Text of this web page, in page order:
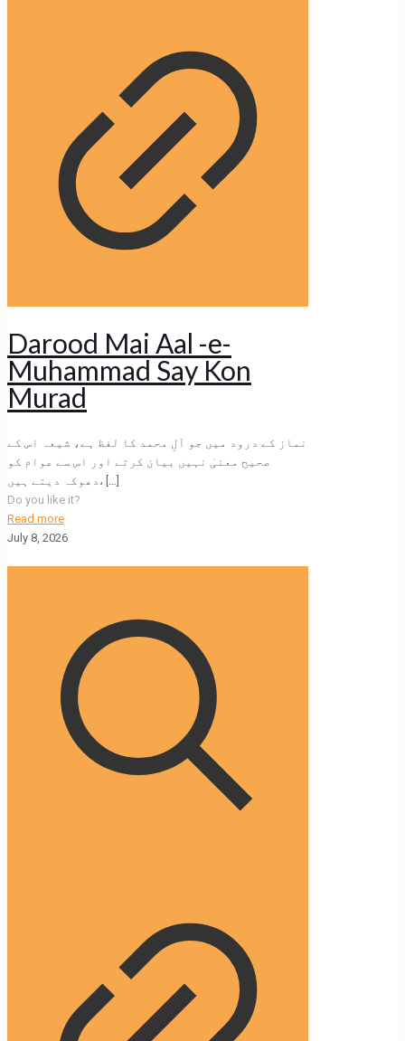
Darood Mai Aal -e-
Muhammad Say Kon
Murad
نماز کے درود میں جو آلِ محمد کا لفظ ہے، شیعہ اس کے
صحیح معنیٰ نہیں بیان کرتے اور اس سے عوام کو
دھوکہ دیتے ہیں، […]
Do you like it?
Read more
July 8, 2026